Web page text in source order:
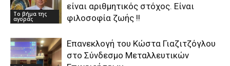
Το βήμα της
αγοράς
είναι αριθμητικός στόχος. Είναι
φιλοσοφία ζωής !!
Επανεκλογή του Κώστα Γιαζιτζόγλου
στο Σύνδεσμο Μεταλλευτικών